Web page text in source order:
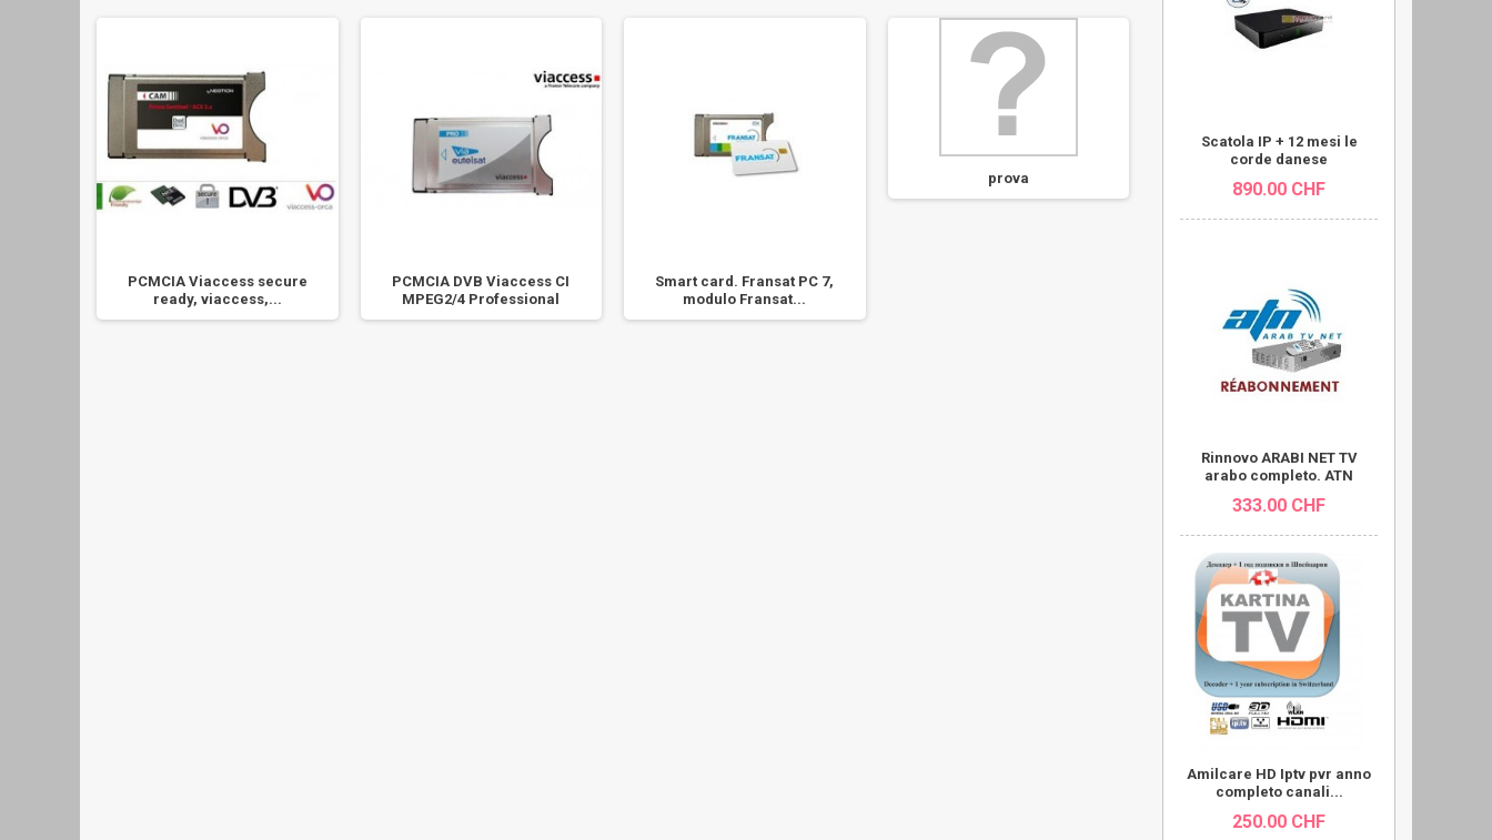
PCMCIA Viaccess secure
ready, viaccess,...
PCMCIA DVB Viaccess CI
MPEG2/4 Professional
Smart card. Fransat PC 7,
modulo Fransat...
prova
Scatola IP + 12 mesi le
corde danese
890.00 CHF
Rinnovo ARABI NET TV
arabo completo. ATN
333.00 CHF
Amilcare HD Iptv pvr anno
completo canali...
250.00 CHF